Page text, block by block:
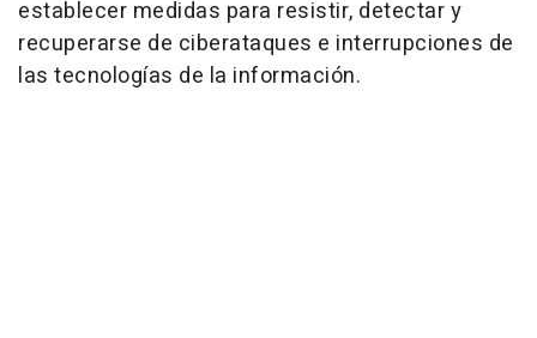
establecer medidas para resistir, detectar y
recuperarse de ciberataques e interrupciones de
las tecnologías de la información.